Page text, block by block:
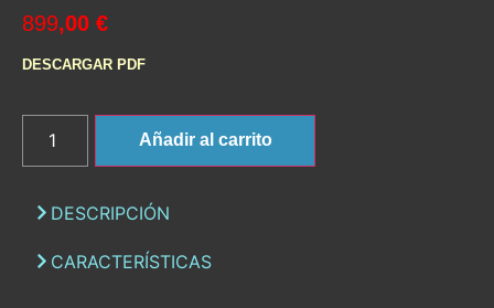
899,00 €
DESCARGAR PDF
Añadir al carrito
DESCRIPCIÓN
CARACTERÍSTICAS